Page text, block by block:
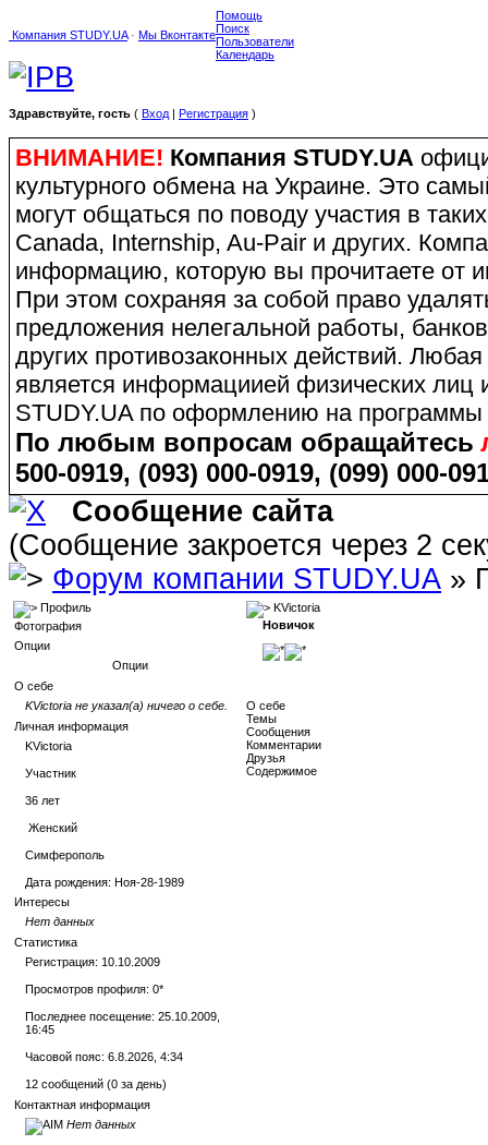
Компания STUDY.UA· Мы Вконтакте
Помощь
Поиск
Пользователи
Календарь
Здравствуйте, гость ( Вход | Регистрация )
ВНИМАНИЕ! Компания STUDY.UA
культурного обмена на Украине. Это
могут общаться по поводу участия в
Canada, Internship, Au-Pair и других.
информацию, которую вы прочитаете от
При этом сохраняя за собой право
предложения нелегальной работы,
других противозаконных действий.
является информациией физических лиц
STUDY.UA по оформлению на
По любым вопросам обращайтесь
500-0919, (093) 000-0919, (099) 000-
Сообщение сайта
(Сообщение закроется через 2
Форум компании STUDY.UA »
Профиль
Фотография
Опции
Опции
О себе
KVictoria не указал(а) ничего о себе.
Личная информация
KVictoria
Участник
36 лет
Женский
Симферополь
Дата рождения: Ноя-28-1989
Интересы
Нет данных
Статистика
Регистрация: 10.10.2009
Просмотров профиля: 0*
Последнее посещение: 25.10.2009,
16:45
Часовой пояс: 6.8.2026, 4:34
12 сообщений (0 за день)
Контактная информация
Нет данных
KVictoria
Новичок
О себе
Темы
Сообщения
Комментарии
Друзья
Содержимое